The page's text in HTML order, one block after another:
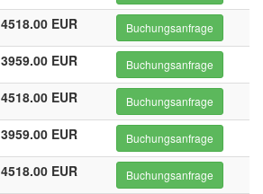
4518.00 EUR Buchungsanfrage
3959.00 EUR Buchungsanfrage
4518.00 EUR Buchungsanfrage
3959.00 EUR Buchungsanfrage
4518.00 EUR Buchungsanfrage